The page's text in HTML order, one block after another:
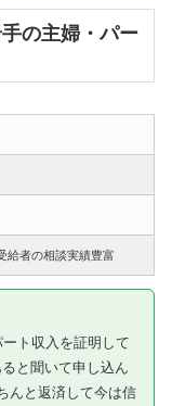
の主婦・パー
給者の相談実績豊富
ト収入を証明して
と聞いて申し込ん
んと返済して今は信